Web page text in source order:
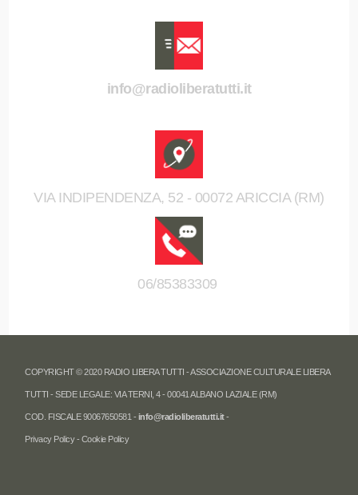
info@radioliberatutti.it
VIA INDIPENDENZA, 52 - 00072 ARICCIA (RM)
06/85383309
COPYRIGHT © 2020 RADIO LIBERA TUTTI - ASSOCIAZIONE CULTURALE LIBERA
TUTTI - SEDE LEGALE: VIA TERNI, 4 - 00041 ALBANO LAZIALE (RM)
COD. FISCALE 90067650581 - info@radioliberatutti.it-
Privacy Policy- Cookie Policy